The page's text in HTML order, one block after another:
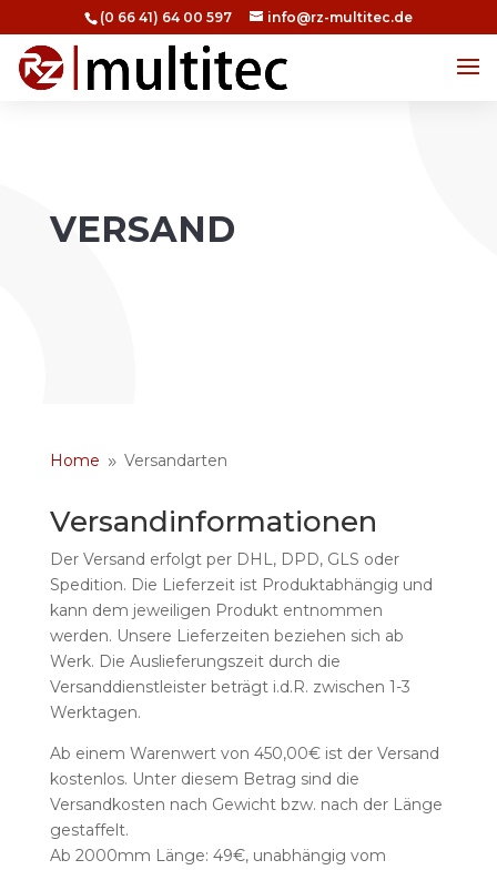
(0 66 41) 64 00 597 info@rz-multitec.de
VERSAND
Home 9 Versandarten
Versandinformationen
Der Versand erfolgt per DHL, DPD, GLS oder
Spedition. Die Lieferzeit ist Produktabhängig und
kann dem jeweiligen Produkt entnommen
werden. Unsere Lieferzeiten beziehen sich ab
Werk. Die Auslieferungszeit durch die
Versanddienstleister beträgt i.d.R. zwischen 1-3
Werktagen.
Ab einem Warenwert von 450,00€ ist der Versand
kostenlos. Unter diesem Betrag sind die
Versandkosten nach Gewicht bzw. nach der Länge
gestaffelt.
Ab 2000mm Länge: 49€, unabhängig vom